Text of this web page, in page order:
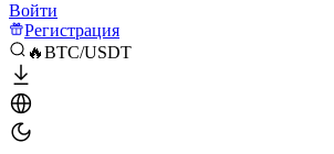
Войти
Регистрация
🔥BTC/USDT